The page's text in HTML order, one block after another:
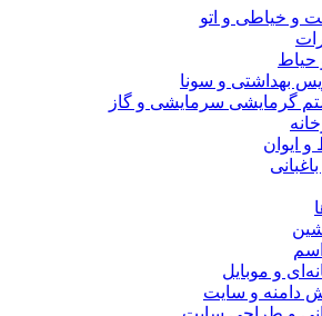
و خیاطی و اتو
حیاط
بهداشتی و سونا
گرمایشی سرمایشی و گاز
ایوان
باغبانی
و موبایل
دامنه و سایت